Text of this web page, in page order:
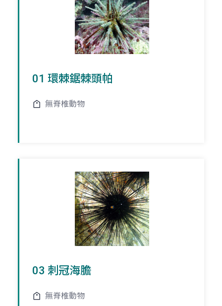
01 環棘鋸棘頭帕
無脊椎動物
03 刺冠海膽
無脊椎動物